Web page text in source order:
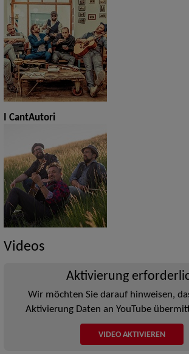
I CantAutori
Videos
Aktivierung
Wir möchten Sie darauf hinweisen,
Aktivierung Daten an YouTube
VIDEO AKTIVIEREN